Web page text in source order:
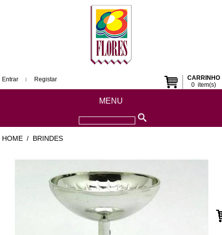
CARRINHO
0item(s)
Entrar Registar
MENU
HOME / BRINDES